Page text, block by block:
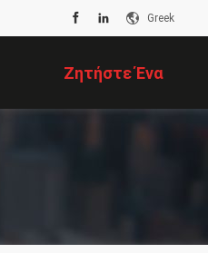
Greek
Ζητήστε Ένα
Απόσπασμα